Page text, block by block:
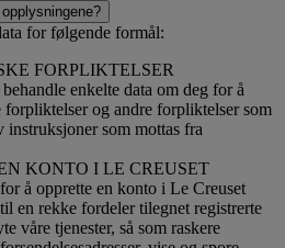
for følgende formål:
FORPLIKTELSER
enkelte data om deg for å
og andre forpliktelser som
instruksjoner som mottas fra
KONTO I LE CREUSET
å opprette en konto i Le Creuset
en rekke fordeler tilegnet registrerte
våre tjenester, så som raskere